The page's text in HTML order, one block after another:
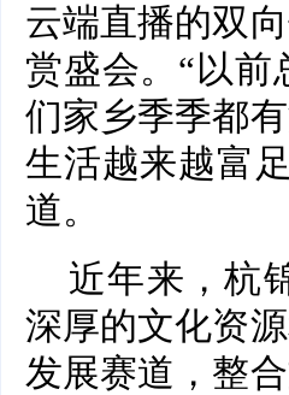
云端直播的双
赏盛会。“以
们家乡季季都
生活越来越富
道。
近年来，杭
深厚的文化资
发展赛道，整